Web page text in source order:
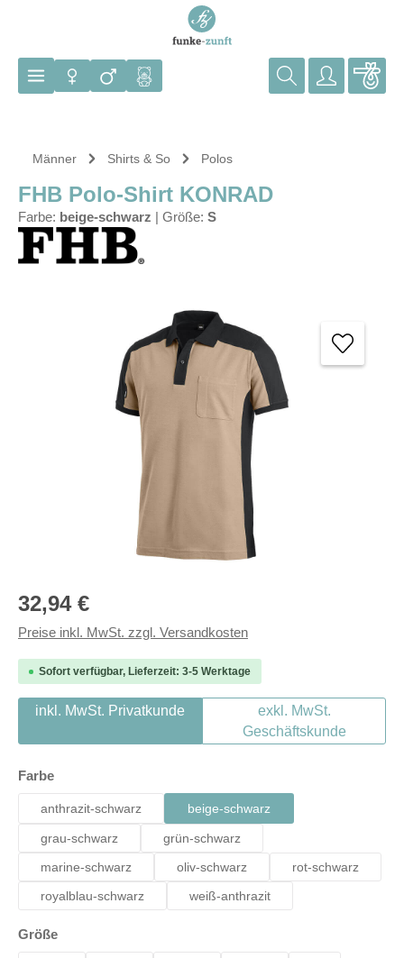
Männer Shirts & So Polos
FHB Polo-Shirt KONRAD
Farbe: beige-schwarz Größe: S
Regulärer Preis:
32,94 €
Preise inkl. MwSt. zzgl. Versandkosten
Sofort verfügbar, Lieferzeit: 3-5 Werktage
inkl. MwSt. Privatkunde
exkl. MwSt.
Geschäftskunde
Farbeauswählen
anthrazit-schwarz beige-schwarz
grau-schwarz
grün-schwarz
marine-schwarz
oliv-schwarz
rot-schwarz
royalblau-schwarz
weiß-anthrazit
Größeauswählen